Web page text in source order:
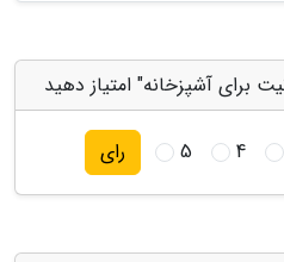
برای آشپزخانه" امتیاز دهید
4
5 رای